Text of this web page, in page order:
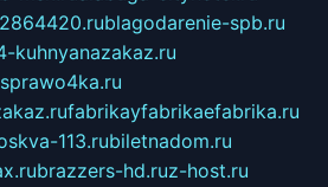
2864420.rublagodarenie-spb.ru
kuhnyanazakaz.ru
fabrikayfabrikaefabrika.ru
113.rubiletnadom.ru
brazzers-hd.ruz-host.ru